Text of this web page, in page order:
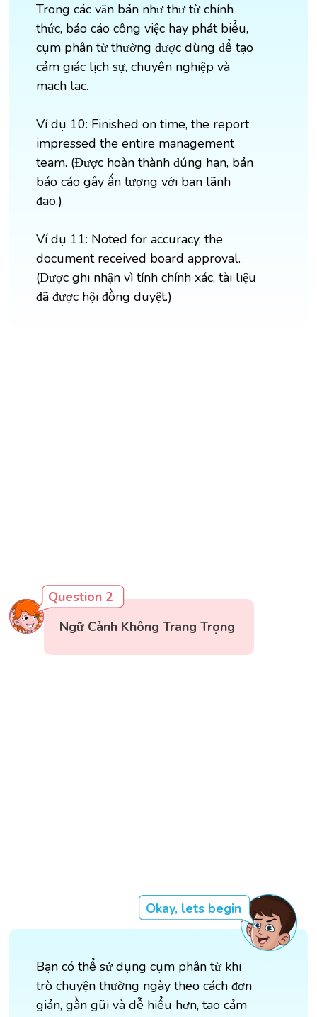
Trong các văn bản như thư từ chính
thức, báo cáo công việc hay phát biểu,
cụm phân từ thường được dùng để tạo
cảm giác lịch sự, chuyên nghiệp và
mạch lạc.
Ví dụ 10: Finished on time, the report
impressed the entire management
team. (Được hoàn thành đúng hạn, bản
báo cáo gây ấn tượng với ban lãnh
đạo.)
Ví dụ 11: Noted for accuracy, the
document received board approval.
(Được ghi nhận vì tính chính xác, tài liệu
đã được hội đồng duyệt.)
Question 2
Ngữ Cảnh Không Trang Trọng
Okay, lets begin
Bạn có thể sử dụng cụm phân từ khi
trò chuyện thường ngày theo cách đơn
giản, gần gũi và dễ hiểu hơn, tạo cảm